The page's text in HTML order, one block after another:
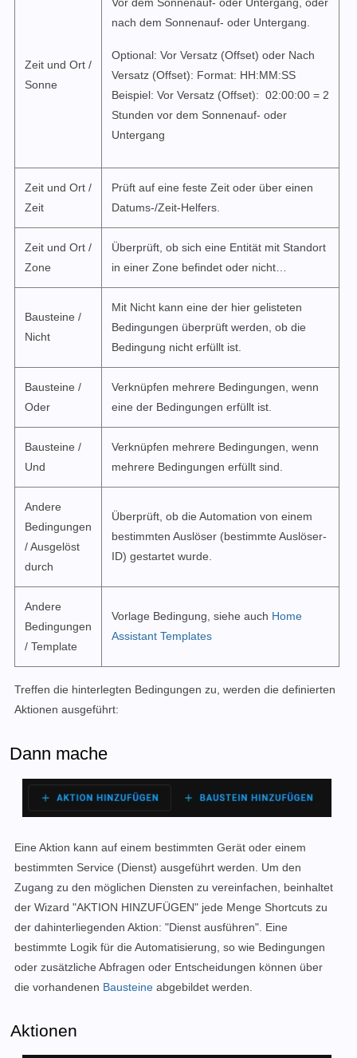
Zeit und Ort /
Sonne
nach dem Sonnenauf- oder Untergang.
Optional: Vor Versatz (Offset) oder Nach
Versatz (Offset): Format: HH:MM:SS
Beispiel: Vor Versatz (Offset): 02:00:00 = 2
Stunden vor dem Sonnenauf- oder
Untergang
Zeit und Ort /
Zeit
Prüft auf eine feste Zeit oder über einen
Datums-/Zeit-Helfers.
Zeit und Ort /
Zone
Überprüft, ob sich eine Entität mit Standort
in einer Zone befindet oder nicht…
Bausteine /
Nicht
Mit Nicht kann eine der hier gelisteten
Bedingungen überprüft werden, ob die
Bedingung nicht erfüllt ist.
Bausteine /
Oder
Verknüpfen mehrere Bedingungen, wenn
eine der Bedingungen erfüllt ist.
Bausteine /
Und
Verknüpfen mehrere Bedingungen, wenn
mehrere Bedingungen erfüllt sind.
Andere
Bedingungen
/ Ausgelöst
durch
Überprüft, ob die Automation von einem
bestimmten Auslöser (bestimmte Auslöser-
ID) gestartet wurde.
Andere
Bedingungen
/ Template
Vorlage Bedingung, siehe auch Home
Assistant Templates
Treffen die hinterlegten Bedingungen zu, werden die definierten
Aktionen ausgeführt:
Dann mache
Eine Aktion kann auf einem bestimmten Gerät oder einem
bestimmten Service (Dienst) ausgeführt werden. Um den
Zugang zu den möglichen Diensten zu vereinfachen, beinhaltet
der Wizard "AKTION HINZUFÜGEN" jede Menge Shortcuts zu
der dahinterliegenden Aktion: "Dienst ausführen". Eine
bestimmte Logik für die Automatisierung, so wie Bedingungen
oder zusätzliche Abfragen oder Entscheidungen können über
die vorhandenen Bausteine abgebildet werden.
Aktionen